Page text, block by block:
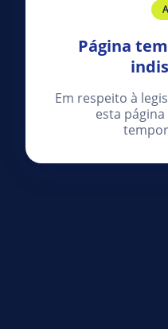
Página
Em respeito à
esta